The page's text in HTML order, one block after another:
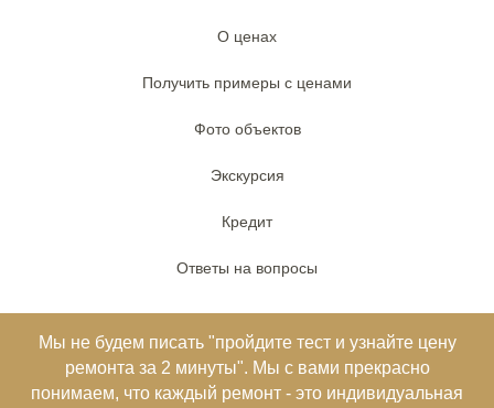
О ценах
Получить примеры с ценами
Фото объектов
Экскурсия
Кредит
Ответы на вопросы
Мы не будем писать "пройдите тест и узнайте цену
ремонта за 2 минуты". Мы с вами прекрасно
понимаем, что каждый ремонт - это индивидуальная